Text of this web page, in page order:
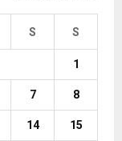
S S
1
7 8
14 15